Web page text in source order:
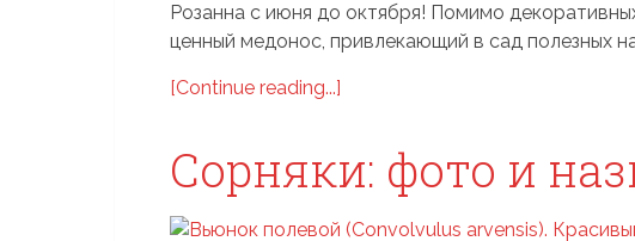
Розанна с июня до октября! Помимо
ценный медонос, привлекающий в сад полезных
[Continue reading...]
Сорняки: фото и